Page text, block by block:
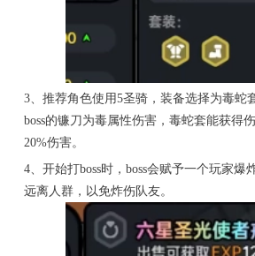
3、推荐角色使用5圣骑，装备选择为毒蛇
boss的镰刀为毒属性伤害，毒蛇套能获得
20%伤害。
4、开始打boss时，boss会赋予一个玩家爆
远离人群，以免炸伤队友。